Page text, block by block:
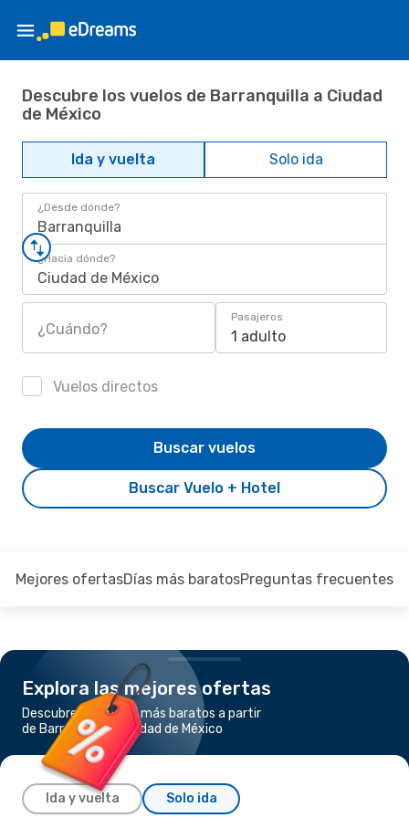
Descubre los vuelos de Barranquilla a Ciudad
de México
Ida y vuelta Solo ida
¿Desde dónde?
Barranquilla
¿Hacia dónde?
Ciudad de México
¿Cuándo?
Pasajeros
1 adulto
Vuelos directos
Buscar Vuelo + Hotel
Buscar vuelos
Mejores ofertasDías más baratosPreguntas frecuentes
Explora las mejores ofertas
Descubre los vuelos más baratos a partir
de Barranquilla a Ciudad de México
Ida y vuelta Solo ida